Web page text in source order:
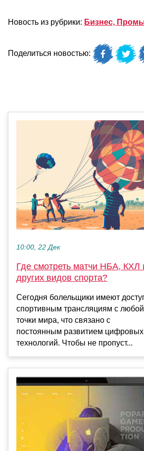
Новость из рубрики: Бизнес,
Поделиться новостью:
10:00, 22 Дек
Где смотреть матчи НБА, КХЛ
других видов спорта?
Сегодня болельщики имеют
спортивным трансляциям с любой
точки мира, что связано с
постоянным развитием цифровых
технологий. Чтобы не пропуст...